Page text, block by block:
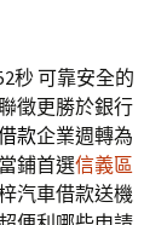
秒可靠安全的
徵更勝於銀行
款企業週轉為
鋪首選信義區
汽車借款送機